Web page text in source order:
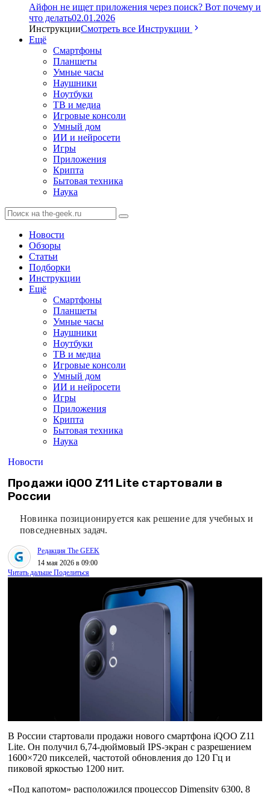
Айфон не ищет приложения через поиск? Вот почему и
что делать02.01.2026
ИнструкцииСмотреть все Инструкции
Ещё
Смартфоны
Планшеты
Умные часы
Наушники
Ноутбуки
ТВ и медиа
Игровые консоли
Умный дом
ИИ и нейросети
Игры
Приложения
Крипта
Бытовая техника
Наука
Новости
Обзоры
Статьи
Подборки
Инструкции
Ещё
Смартфоны
Планшеты
Умные часы
Наушники
Ноутбуки
ТВ и медиа
Игровые консоли
Умный дом
ИИ и нейросети
Игры
Приложения
Крипта
Бытовая техника
Наука
Новости
Продажи iQOO Z11 Lite стартовали в
России
Новинка позиционируется как решение для учебных и
повседневных задач.
Редакция The GEEK
14 мая 2026 в 09:00
Читать дальше Поделиться
В России стартовали продажи нового смартфона iQOO Z11
Lite. Он получил 6,74-дюймовый IPS-экран с разрешением
1600×720 пикселей, частотой обновления до 120 Гц и
пиковой яркостью 1200 нит.
«Под капотом» расположился процессор Dimensity 6300, 8